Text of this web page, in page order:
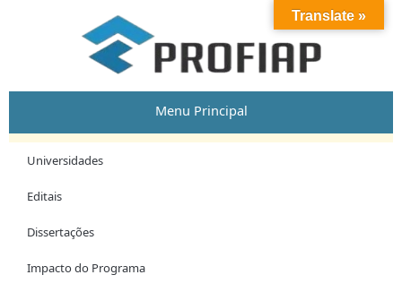
Menu Principal
Universidades
Editais
Dissertações
Impacto do Programa
Translate »